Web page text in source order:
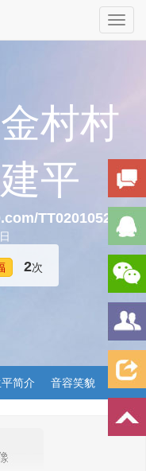
村村
平
TT020105205
2次
简介 音容笑貌